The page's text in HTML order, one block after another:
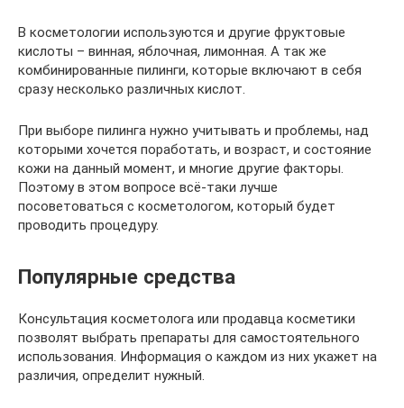
В косметологии используются и другие фруктовые
кислоты – винная, яблочная, лимонная. А так же
комбинированные пилинги, которые включают в себя
сразу несколько различных кислот.
При выборе пилинга нужно учитывать и проблемы, над
которыми хочется поработать, и возраст, и состояние
кожи на данный момент, и многие другие факторы.
Поэтому в этом вопросе всё-таки лучше
посоветоваться с косметологом, который будет
проводить процедуру.
Популярные средства
Консультация косметолога или продавца косметики
позволят выбрать препараты для самостоятельного
использования. Информация о каждом из них укажет на
различия, определит нужный.